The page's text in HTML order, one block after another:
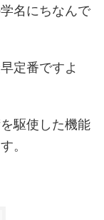
名にちなんで
定番ですよ
駆使した機能
。